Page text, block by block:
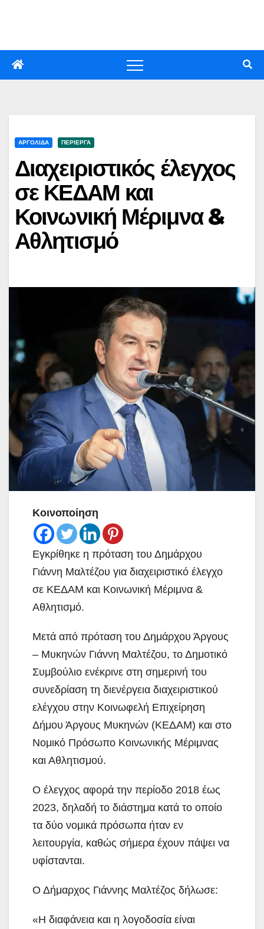
ΑΡΓΟΛΙΔΑ ΠΕΡΙΕΡΓΑ
Διαχειριστικός έλεγχος
σε ΚΕΔΑΜ και
Κοινωνική Μέριμνα &
Αθλητισμό
Κοινοποίηση
Εγκρίθηκε η πρόταση του Δημάρχου
Γιάννη Μαλτέζου για διαχειριστικό έλεγχο
σε ΚΕΔΑΜ και Κοινωνική Μέριμνα &
Αθλητισμό.
Μετά από πρόταση του Δημάρχου Άργους
– Μυκηνών Γιάννη Μαλτέζου, το Δημοτικό
Συμβούλιο ενέκρινε στη σημερινή του
συνεδρίαση τη διενέργεια διαχειριστικού
ελέγχου στην Κοινωφελή Επιχείρηση
Δήμου Άργους Μυκηνών (ΚΕΔΑΜ) και στο
Νομικό Πρόσωπο Κοινωνικής Μέριμνας
και Αθλητισμού.
Ο έλεγχος αφορά την περίοδο 2018 έως
2023, δηλαδή το διάστημα κατά το οποίο
τα δύο νομικά πρόσωπα ήταν εν
λειτουργία, καθώς σήμερα έχουν πάψει να
υφίστανται.
Ο Δήμαρχος Γιάννης Μαλτέζος δήλωσε:
«Η διαφάνεια και η λογοδοσία είναι